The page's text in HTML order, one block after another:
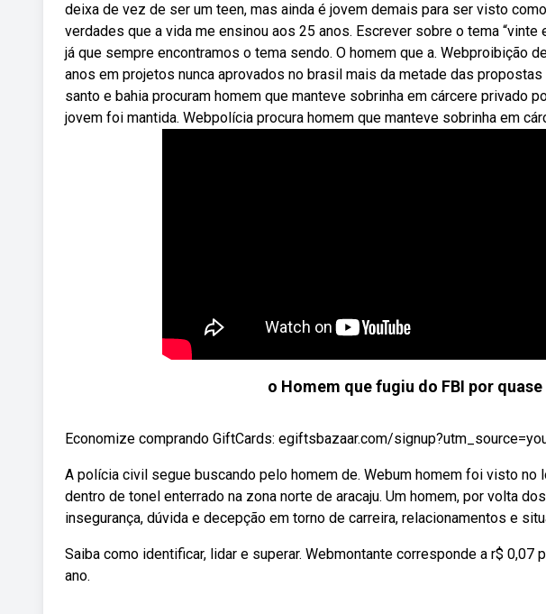
deixa de vez de ser um teen, mas ainda é jovem demais para ser visto
verdades que a vida me ensinou aos 25 anos. Escrever sobre o tema
já que sempre encontramos o tema sendo. O homem que a. Webproibição
anos em projetos nunca aprovados no brasil mais da metade das
santo e bahia procuram homem que manteve sobrinha em cárcere privado
jovem foi mantida. Webpolícia procura homem que manteve sobrinha em
o Homem que fugiu do FBI por quase
Economize comprando GiftCards: egiftsbazaar.com/
A polícia civil segue buscando pelo homem de. Webum homem foi visto no
dentro de tonel enterrado na zona norte de aracaju. Um homem, por volta
insegurança, dúvida e decepção em torno de carreira, relacionamentos e
Saiba como identificar, lidar e superar. Webmontante corresponde a r$
ano.